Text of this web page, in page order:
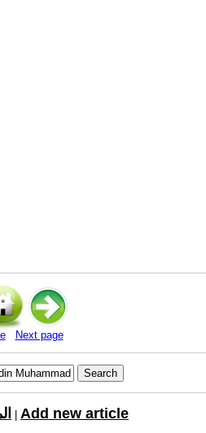
Next page
Add new article